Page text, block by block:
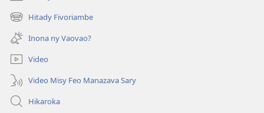
rohy) Hitady Fivoriambe
(manokatra
rohy) Inona ny Vaovao?
Video
Video Misy Feo Manazava Sary
Hikaroka